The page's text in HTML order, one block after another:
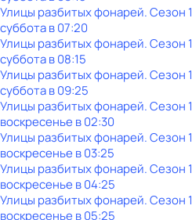
Улицы разбитых фонарей. Сезон 1
субботав07:20
Улицы разбитых фонарей. Сезон 1
субботав08:15
Улицы разбитых фонарей. Сезон 1
субботав09:25
Улицы разбитых фонарей. Сезон 1
воскресенье в02:30
Улицы разбитых фонарей. Сезон 1
воскресенье в03:25
Улицы разбитых фонарей. Сезон 1
воскресенье в04:25
Улицы разбитых фонарей. Сезон 1
воскресенье в05:25